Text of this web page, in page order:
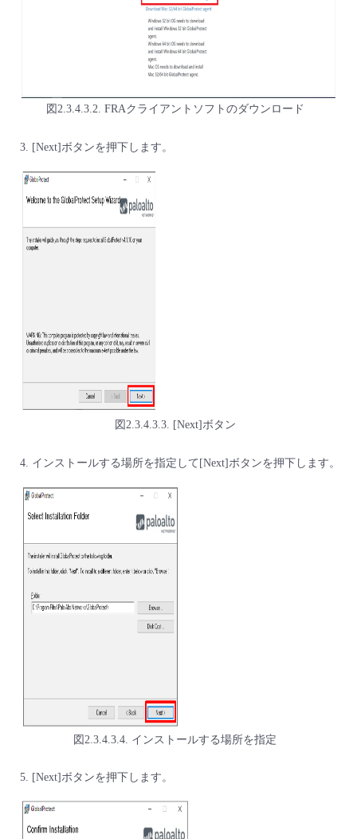
図2.3.4.3.2. FRAクライアントソフトのダウンロード
[Next]ボタンを押下します。
図2.3.4.3.3. [Next]ボタン
インストールする場所を指定して[Next]ボタンを押下します。
図2.3.4.3.4. インストールする場所を指定
[Next]ボタンを押下します。